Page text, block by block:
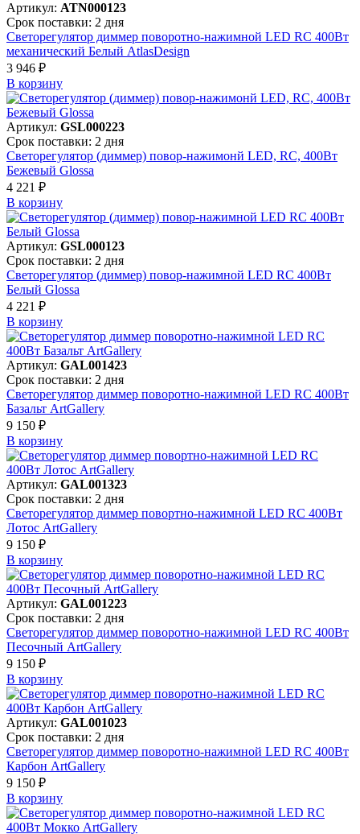
Артикул: ATN000123
Срок поставки: 2 дня
Светорегулятор диммер поворотно-нажимной LED RC 400Вт
механический Белый AtlasDesign
3 946 ₽
В корзинy
Артикул: GSL000223
Срок поставки: 2 дня
Светорегулятор (диммер) повор-нажимонй LED, RC, 400Вт
Бежевый Glossa
4 221 ₽
В корзинy
Артикул: GSL000123
Срок поставки: 2 дня
Светорегулятор (диммер) повор-нажимной LED RC 400Вт
Белый Glossa
4 221 ₽
В корзинy
Артикул: GAL001423
Срок поставки: 2 дня
Светорегулятор диммер поворотно-нажимной LED RC 400Вт
Базальт ArtGallery
9 150 ₽
В корзинy
Артикул: GAL001323
Срок поставки: 2 дня
Светорегулятор диммер повортно-нажимной LED RC 400Вт
Лотос ArtGallery
9 150 ₽
В корзинy
Артикул: GAL001223
Срок поставки: 2 дня
Светорегулятор диммер поворотно-нажимной LED RC 400Вт
Песочный ArtGallery
9 150 ₽
В корзинy
Артикул: GAL001023
Срок поставки: 2 дня
Светорегулятор диммер поворотно-нажимной LED RC 400Вт
Карбон ArtGallery
9 150 ₽
В корзинy